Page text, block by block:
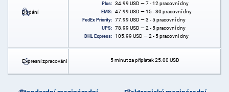
Dodání
Plus: 34.99 USD — 7 - 12 pracovní dny
EMS: 47.99 USD — 15 - 30 pracovní dny
FedEx Priority: 77.99 USD — 3 - 5 pracovní dny
UPS: 78.99 USD — 2 - 5 pracovní dny
DHL Express: 105.99 USD — 2 - 5 pracovní dny
Expresní zpracování 5 minut za příplatek25.00 USD